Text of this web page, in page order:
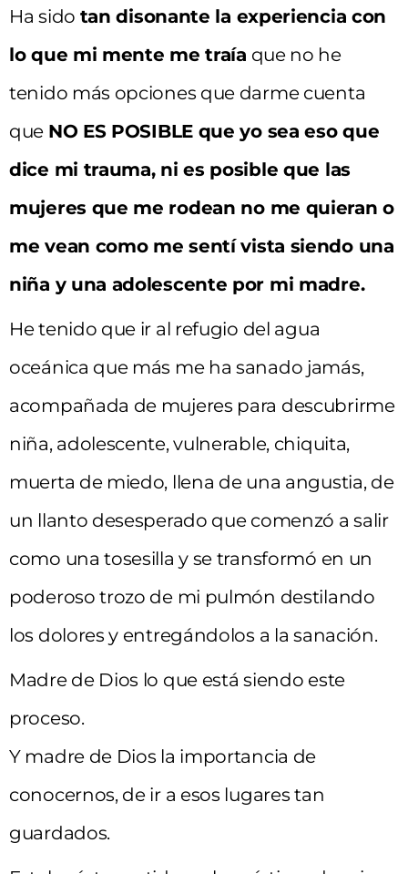
Ha sido tan disonante la experiencia con
lo que mi mente me traía que no he
tenido más opciones que darme cuenta
que NO ES POSIBLE que yo sea eso que
dice mi trauma, ni es posible que las
mujeres que me rodean no me quieran o
me vean como me sentí vista siendo una
niña y una adolescente por mi madre.
He tenido que ir al refugio del agua
oceánica que más me ha sanado jamás,
acompañada de mujeres para descubrirme
niña, adolescente, vulnerable, chiquita,
muerta de miedo, llena de una angustia, de
un llanto desesperado que comenzó a salir
como una tosesilla y se transformó en un
poderoso trozo de mi pulmón destilando
los dolores y entregándolos a la sanación.
Madre de Dios lo que está siendo este
proceso.
Y madre de Dios la importancia de
conocernos, de ir a esos lugares tan
guardados.